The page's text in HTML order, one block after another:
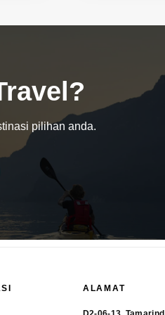
pilihan anda.
ALAMAT